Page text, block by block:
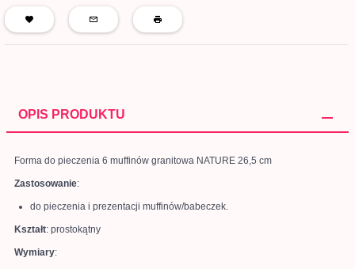
OPIS PRODUKTU
Forma do pieczenia 6 muffinów granitowa NATURE 26,5 cm
Zastosowanie:
do pieczenia i prezentacji muffinów/babeczek.
Kształt: prostokątny
Wymiary: